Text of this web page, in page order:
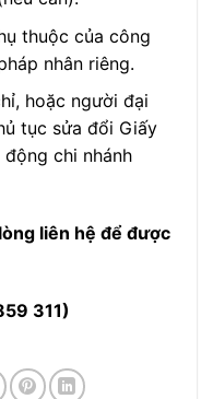
thuộc của công
nhân riêng.
hoặc người đại
tục sửa đổi Giấy
chi nhánh
liên hệ để được
311)